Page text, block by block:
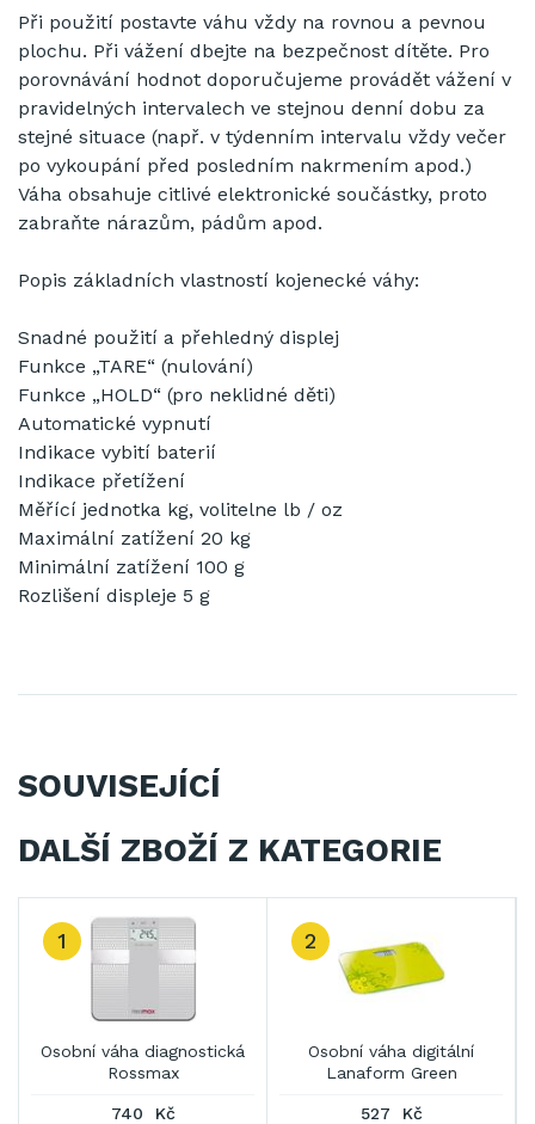
Při použití postavte váhu vždy na rovnou a pevnou
plochu. Při vážení dbejte na bezpečnost dítěte. Pro
porovnávání hodnot doporučujeme provádět vážení v
pravidelných intervalech ve stejnou denní dobu za
stejné situace (např. v týdenním intervalu vždy večer
po vykoupání před posledním nakrmením apod.)
Váha obsahuje citlivé elektronické součástky, proto
zabraňte nárazům, pádům apod.
Popis základních vlastností kojenecké váhy:
Snadné použití a přehledný displej
Funkce „TARE“ (nulování)
Funkce „HOLD“ (pro neklidné děti)
Automatické vypnutí
Indikace vybití baterií
Indikace přetížení
Měřící jednotka kg, volitelne lb / oz
Maximální zatížení 20 kg
Minimální zatížení 100 g
Rozlišení displeje 5 g
SOUVISEJÍCÍ
DALŠÍ ZBOŽÍ Z KATEGORIE
1
Osobní váha diagnostická
Rossmax
740 Kč
2
Osobní váha digitální
Lanaform Green
527 Kč